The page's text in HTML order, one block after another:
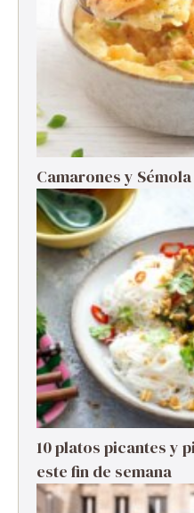
Camarones y Sémola
10 platos picantes y
este fin de semana